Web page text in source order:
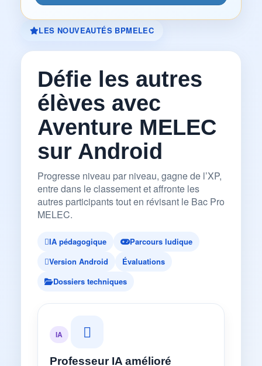
LES NOUVEAUTÉS BPMELEC
Défie les autres
élèves avec
Aventure MELEC
sur Android
Progresse niveau par niveau, gagne de l’XP,
entre dans le classement et affronte les
autres participants tout en révisant le Bac Pro
MELEC.
IA pédagogique
Parcours ludique
Version Android
Évaluations
Dossiers techniques
IA
Professeur IA amélioré